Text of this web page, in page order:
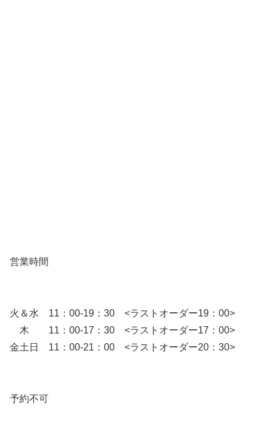
営業時間
火＆水 11：00-19：30 <ラストオーダー19：00>
木 11：00-17：30 <ラストオーダー17：00>
金土日 11：00-21：00 <ラストオーダー20：30>
予約不可